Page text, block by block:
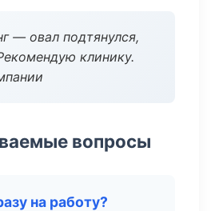
— овал подтянулся,
клинику.
вопросы
на работу?